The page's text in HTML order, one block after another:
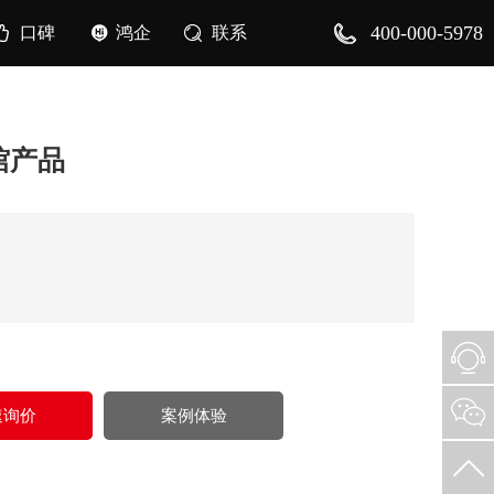
口碑 鸿企 联系 400-000-5978
产品
价 案例体验